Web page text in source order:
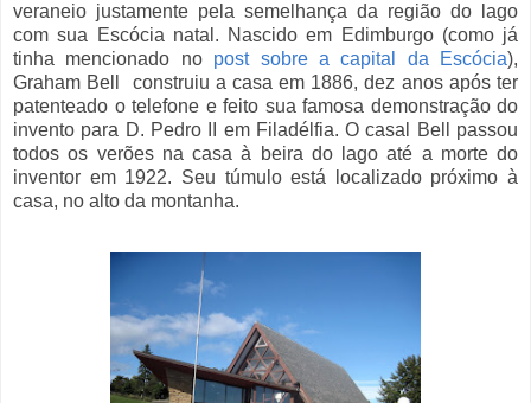
veraneio justamente pela semelhança da região do lago
com sua Escócia natal. Nascido em Edimburgo (como já
tinha mencionado nopost sobre a capital da Escócia),
Graham Bell construiu a casa em 1886, dez anos após ter
patenteado o telefone e feito sua famosa demonstração do
invento para D. Pedro II em Filadélfia. O casal Bell passou
todos os verões na casa à beira do lago até a morte do
inventor em 1922. Seu túmulo está localizado próximo à
casa, no alto da montanha.